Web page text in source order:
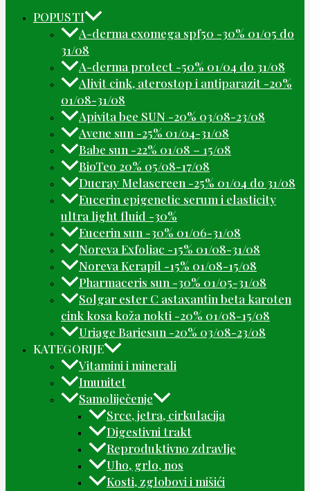
POPUSTI
A-derma exomega spf50 -30% 01/05 do
31/08
A-derma protect -50% 01/04 do 31/08
Alivit cink, aterostop i antiparazit -20%
01/08-31/08
Apivita bee SUN -20% 03/08-23/08
Avene sun -25% 01/04-31/08
Babe sun -22% 01/08 – 15/08
BioTeo 20% 05/08-17/08
Ducray Melascreen -25% 01/04 do 31/08
Eucerin epigenetic serum i elasticity
ultra light fluid -30%
Eucerin sun -30% 01/06-31/08
Noreva Exfoliac -15% 01/08-31/08
Noreva Kerapil -15% 01/08-15/08
Pharmaceris sun -30% 01/05-31/08
Solgar ester C astaxantin beta karoten
cink kosa koža nokti -20% 01/08-15/08
Uriage Bariesun -20% 03/08-23/08
KATEGORIJE
Vitamini i minerali
Imunitet
Samoliječenje
Srce, jetra, cirkulacija
Digestivni trakt
Reproduktivno zdravlje
Uho, grlo, nos
Kosti, zglobovi i mišići